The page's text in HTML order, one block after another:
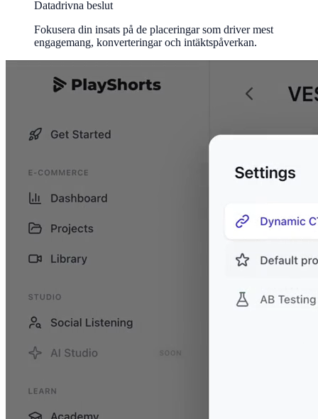
Datadrivna beslut
Fokusera din insats på de placeringar som driver mest
engagemang, konverteringar och intäktspåverkan.